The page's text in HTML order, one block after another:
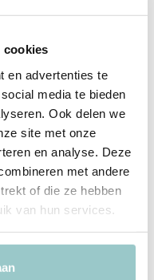
cookies
en advertenties te
media te bieden
Ook delen we
site met onze
en analyse. Deze
met andere
of die ze hebben
van hun services.